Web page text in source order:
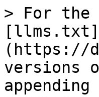
> For the
[llms.txt]
(https://
versions